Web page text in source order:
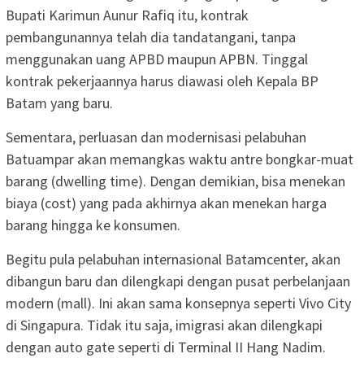
Bupati Karimun Aunur Rafiq itu, kontrak
pembangunannya telah dia tandatangani, tanpa
menggunakan uang APBD maupun APBN. Tinggal
kontrak pekerjaannya harus diawasi oleh Kepala BP
Batam yang baru.
Sementara, perluasan dan modernisasi pelabuhan
Batuampar akan memangkas waktu antre bongkar-muat
barang (dwelling time). Dengan demikian, bisa menekan
biaya (cost) yang pada akhirnya akan menekan harga
barang hingga ke konsumen.
Begitu pula pelabuhan internasional Batamcenter, akan
dibangun baru dan dilengkapi dengan pusat perbelanjaan
modern (mall). Ini akan sama konsepnya seperti Vivo City
di Singapura. Tidak itu saja, imigrasi akan dilengkapi
dengan auto gate seperti di Terminal II Hang Nadim.